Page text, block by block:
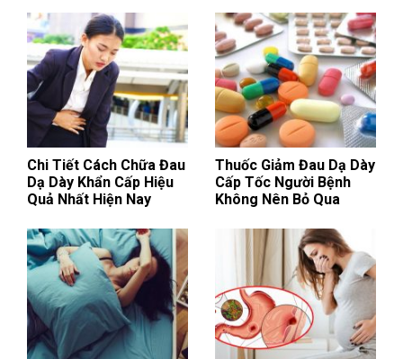
Chi Tiết Cách Chữa Đau
Dạ Dày Khẩn Cấp Hiệu
Quả Nhất Hiện Nay
Thuốc Giảm Đau Dạ Dày
Cấp Tốc Người Bệnh
Không Nên Bỏ Qua